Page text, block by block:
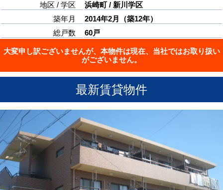
地区 / 学区
浜崎町 / 新川学区
築年月
2014年2月（築12年）
総戸数
60戸
大変申し訳ございませんが、本物件は現在、当社ではお取り扱い
がございません。
最新賃貸物件